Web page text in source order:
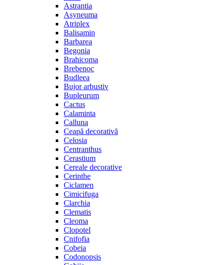
Astrantia
Asyneuma
Atriplex
Balisamin
Barbarea
Begonia
Brahicoma
Brebenoc
Budleea
Bujor arbustiv
Bupleurum
Cactus
Calaminta
Calluna
Ceapă decorativă
Celosia
Centranthus
Cerastium
Cereale decorative
Cerinthe
Ciclamen
Cimicifuga
Clarchia
Clematis
Cleoma
Clopotel
Cnifofia
Cobeia
Codonopsis